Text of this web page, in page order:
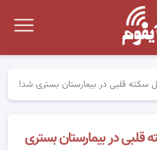
سکته قلبی در بیمارستان بستری شد!
قلبی در بیمارستان بستری